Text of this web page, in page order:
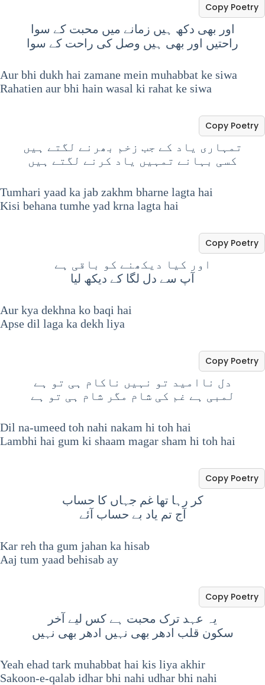
اور بھی دکھ ہیں زمانے میں محبت کے سوا
راحتیں اور بھی ہیں وصل کی راحت کے سوا
Copy Poetry
Aur bhi dukh hai zamane mein muhabbat ke siwa
Rahatien aur bhi hain wasal ki rahat ke siwa
تمہاری یاد کے جب زخم بھرنے لگتے ہیں
کسی بہانے تمہیں یاد کرنے لگتے ہیں
Copy Poetry
Tumhari yaad ka jab zakhm bharne lagta hai
Kisi behana tumhe yad krna lagta hai
اور کیا دیکھنے کو باقی ہے
آپ سے دل لگا کے دیکھ لیا
Copy Poetry
Aur kya dekhna ko baqi hai
Apse dil laga ka dekh liya
دل ناامید تو نہیں ناکام ہی تو ہے
لمبی ہے غم کی شام مگر شام ہی تو ہے
Copy Poetry
Dil na-umeed toh nahi nakam hi toh hai
Lambhi hai gum ki shaam magar sham hi toh hai
کر رہا تھا غم جہاں کا حساب
آج تم یاد بے حساب آئے
Copy Poetry
Kar reh tha gum jahan ka hisab
Aaj tum yaad behisab ay
یہ عہد ترک محبت ہے کس لیے آخر
سکون قلب ادھر بھی نہیں ادھر بھی نہیں
Copy Poetry
Yeah ehad tark muhabbat hai kis liya akhir
Sakoon-e-qalab idhar bhi nahi udhar bhi nahi